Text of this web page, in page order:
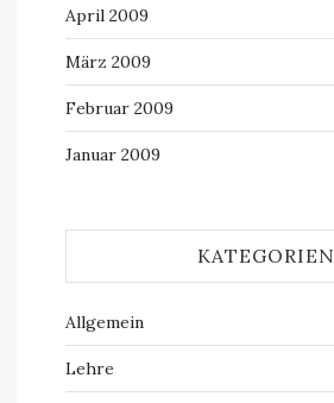
April 2009
März 2009
Februar 2009
Januar 2009
KATEGORIEN
Allgemein
Lehre